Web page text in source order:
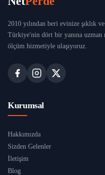
2010 yılından beri evinize şıklık
Türkiye'nin dört bir yanına uzman
ölçüm hizmetiyle ulaşıyoruz.
Kurumsal
Hakkımızda
Sizden Gelenler
İletişim
Blog